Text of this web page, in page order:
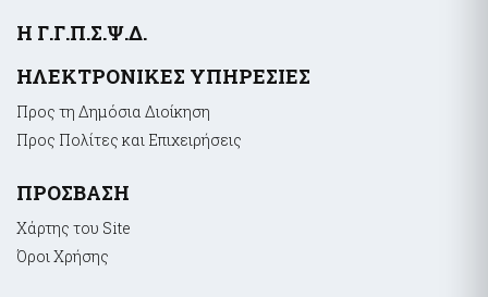
Απόκρυψη λίστας
Υποβολή δήλωσης "ΠΟΘΕΝ ΕΣΧΕΣ"
Επιδόματα- Παροχές
Κοινωνικό μέρισμα
Στοιχεία Πολιτών και εξ Αποστάσεως Εξυπηρέτηση
myConsulLive - Εξυπηρέτηση με τηλεδιάσκεψη από
Υποσέλιδο
Η Γ.Γ.Π.Σ.Ψ.Δ.
ΗΛΕΚΤΡΟΝΙΚΕΣ ΥΠΗΡΕΣΙΕΣ
Προς τη Δημόσια Διοίκηση
Προς Πολίτες και Επιχειρήσεις
ΠΡΟΣΒΑΣΗ
Χάρτης του Site
Όροι Xρήσης